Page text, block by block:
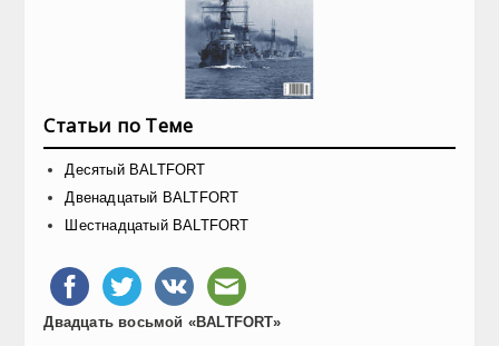
Статьи по Теме
Десятый BALTFORT
Двенадцатый BALTFORT
Шестнадцатый BALTFORT
Двадцать восьмой «BALTFORT»